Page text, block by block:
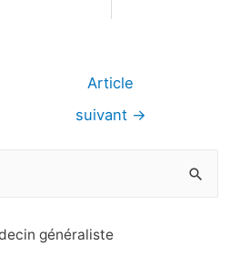
Article
suivant →